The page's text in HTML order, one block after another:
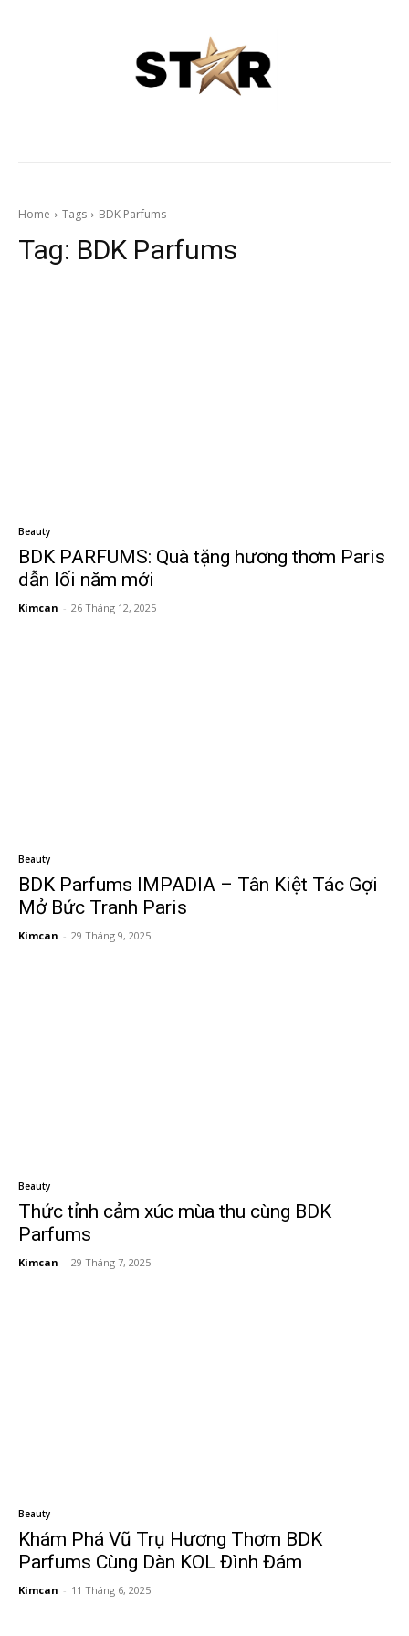
Home Tags BDK Parfums
Tag: BDK Parfums
Beauty
BDK PARFUMS: Quà tặng hương thơm Paris
dẫn lối năm mới
Kimcan - 26 Tháng 12, 2025
Beauty
BDK Parfums IMPADIA – Tân Kiệt Tác Gợi
Mở Bức Tranh Paris
Kimcan - 29 Tháng 9, 2025
Beauty
Thức tỉnh cảm xúc mùa thu cùng BDK
Parfums
Kimcan - 29 Tháng 7, 2025
Beauty
Khám Phá Vũ Trụ Hương Thơm BDK
Parfums Cùng Dàn KOL Đình Đám
Kimcan - 11 Tháng 6, 2025